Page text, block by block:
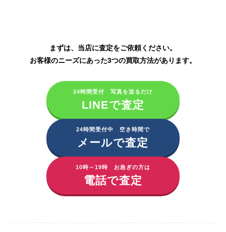
まずは、当店に査定をご依頼ください。
お客様のニーズにあった3つの買取方法があります。
24時間受付 写真を送るだけ
LINEで査定
24時間受付中 空き時間で
メールで査定
10時～19時 お急ぎの方は
電話で査定